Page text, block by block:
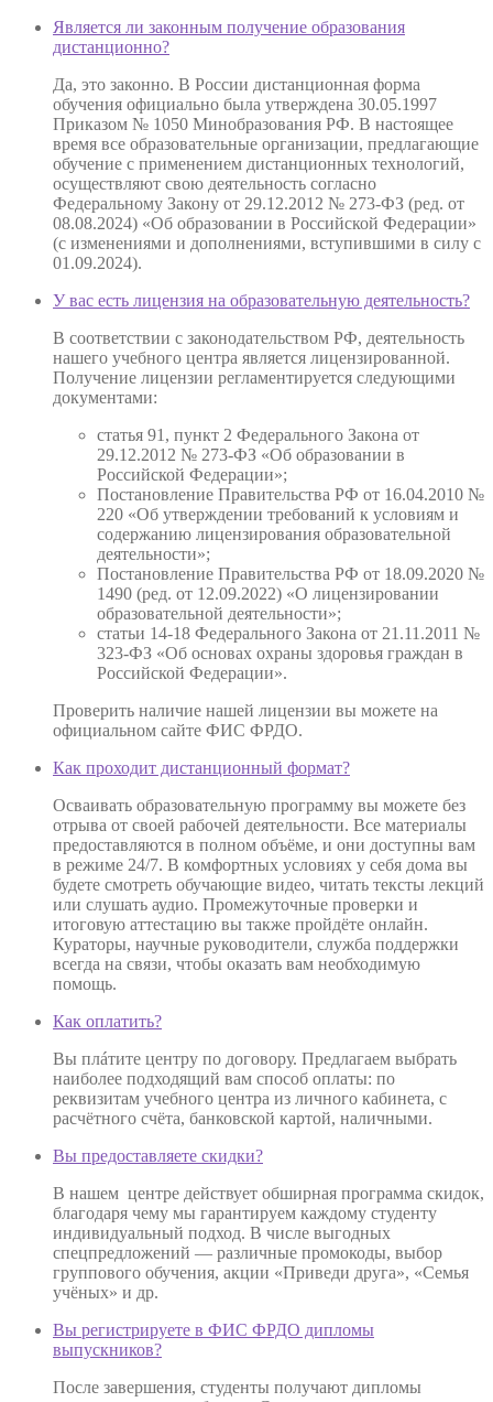
Является ли законным получение образования
дистанционно?
Да, это законно. В России дистанционная форма
обучения официально была утверждена 30.05.1997
Приказом № 1050 Минобразования РФ. В настоящее
время все образовательные организации, предлагающие
обучение с применением дистанционных технологий,
осуществляют свою деятельность согласно
Федеральному Закону от 29.12.2012 № 273-ФЗ (ред. от
08.08.2024) «Об образовании в Российской Федерации»
(с изменениями и дополнениями, вступившими в силу с
01.09.2024).
У вас есть лицензия на образовательную деятельность?
В соответствии с законодательством РФ, деятельность
нашего учебного центра является лицензированной.
Получение лицензии регламентируется следующими
документами:
статья 91, пункт 2 Федерального Закона от
29.12.2012 № 273-ФЗ «Об образовании в
Российской Федерации»;
Постановление Правительства РФ от 16.04.2010 №
220 «Об утверждении требований к условиям и
содержанию лицензирования образовательной
деятельности»;
Постановление Правительства РФ от 18.09.2020 №
1490 (ред. от 12.09.2022) «О лицензировании
образовательной деятельности»;
статьи 14-18 Федерального Закона от 21.11.2011 №
323-ФЗ «Об основах охраны здоровья граждан в
Российской Федерации».
Проверить наличие нашей лицензии вы можете на
официальном сайте ФИС ФРДО.
Как проходит дистанционный формат?
Осваивать образовательную программу вы можете без
отрыва от своей рабочей деятельности. Все материалы
предоставляются в полном объёме, и они доступны вам
в режиме 24/7. В комфортных условиях у себя дома вы
будете смотреть обучающие видео, читать тексты лекций
или слушать аудио. Промежуточные проверки и
итоговую аттестацию вы также пройдёте онлайн.
Кураторы, научные руководители, служба поддержки
всегда на связи, чтобы оказать вам необходимую
помощь.
Как оплатить?
Вы плáтите центру по договору. Предлагаем выбрать
наиболее подходящий вам способ оплаты: по
реквизитам учебного центра из личного кабинета, с
расчётного счёта, банковской картой, наличными.
Вы предоставляете скидки?
В нашем центре действует обширная программа скидок,
благодаря чему мы гарантируем каждому студенту
индивидуальный подход. В числе выгодных
спецпредложений — различные промокоды, выбор
группового обучения, акции «Приведи друга», «Семья
учёных» и др.
Вы регистрируете в ФИС ФРДО дипломы
выпускников?
После завершения, студенты получают дипломы